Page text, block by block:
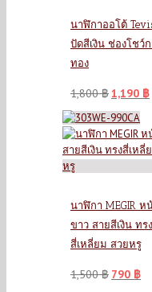
นาฬิกาออโต้
ปัดสีเงิน ช่องโชว์
ทอง
1,800฿1,190 ฿
นาฬิกา MEGIR ห
ขาว สายสีเงิน ทรง
สี่เหลี่ยม สวยหรู
1,500฿ 790 ฿